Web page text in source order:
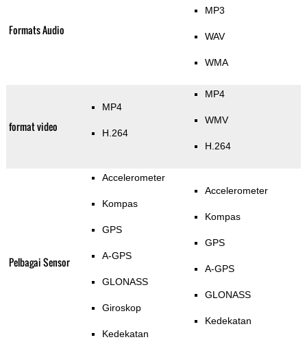
Formats Audio
MP3
WAV
WMA
format video
MP4
H.264
MP4
WMV
H.264
Pelbagai Sensor
Accelerometer
Kompas
GPS
A-GPS
GLONASS
Giroskop
Kedekatan
Accelerometer
Kompas
GPS
A-GPS
GLONASS
Kedekatan